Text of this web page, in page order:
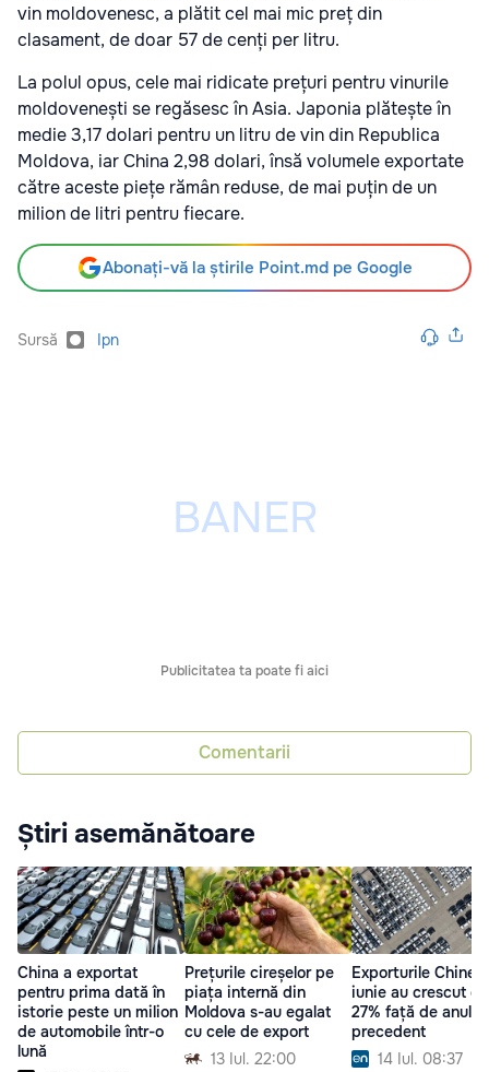
vin moldovenesc, a plătit cel mai mic preț din
clasament, de doar 57 de cenți per litru.
La polul opus, cele mai ridicate prețuri pentru vinurile
moldovenești se regăsesc în Asia. Japonia plătește în
medie 3,17 dolari pentru un litru de vin din Republica
Moldova, iar China 2,98 dolari, însă volumele exportate
către aceste piețe rămân reduse, de mai puțin de un
milion de litri pentru fiecare.
Abonați-vă la știrile Point.md pe Google
Sursă Ipn
Publicitatea ta poate fi aici
Comentarii
Știri asemănătoare
China a exportat
pentru prima dată în
istorie peste un milion
de automobile într-o
lună
Prețurile cireșelor pe
piața internă din
Moldova s-au egalat
cu cele de export
13 Iul. 22:00
Exporturile Chinei
iunie au crescut cu
27% față de anul
precedent
14 Iul. 08:37